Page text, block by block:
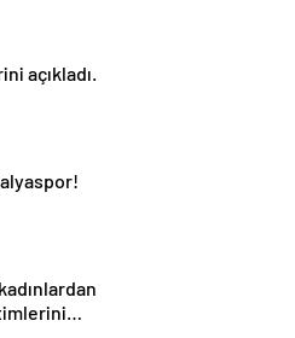
açıkladı.